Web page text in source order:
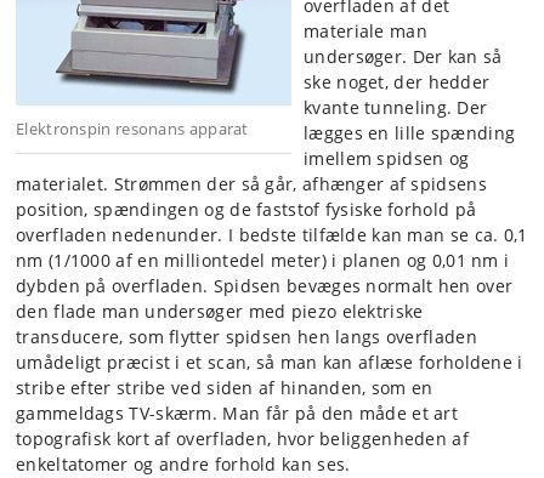
Elektronspin resonans apparat
overfladen af det
materiale man
undersøger. Der kan så
ske noget, der hedder
kvante tunneling. Der
lægges en lille spænding
imellem spidsen og
materialet. Strømmen der så går, afhænger af spidsens
position, spændingen og de faststof fysiske forhold på
overfladen nedenunder. I bedste tilfælde kan man se ca. 0,1
nm (1/1000 af en milliontedel meter) i planen og 0,01 nm i
dybden på overfladen. Spidsen bevæges normalt hen over
den flade man undersøger med piezo elektriske
transducere, som flytter spidsen hen langs overfladen
umådeligt præcist i et scan, så man kan aflæse forholdene i
stribe efter stribe ved siden af hinanden, som en
gammeldags TV-skærm. Man får på den måde et art
topografisk kort af overfladen, hvor beliggenheden af
enkeltatomer og andre forhold kan ses.